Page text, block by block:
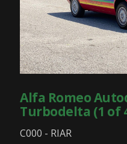
Alfa Romeo
Turbodelta (1 of
C000 - RIAR